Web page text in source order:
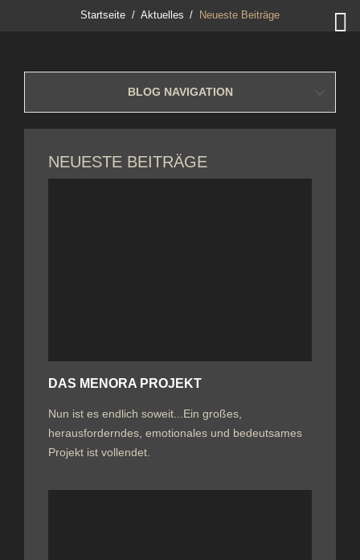

Startseite Aktuelles Neueste Beiträge
BLOG NAVIGATION
NEUESTE BEITRÄGE
DAS MENORA PROJEKT
Nun ist es endlich soweit...Ein großes,
herausforderndes, emotionales und bedeutsames
Projekt ist vollendet.